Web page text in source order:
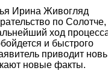
Ирина Живогляд
по
ход
и быстрого
приводит
новые факты.